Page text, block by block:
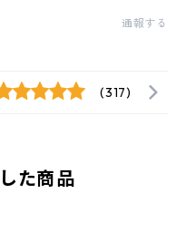
通報する
(317)
た商品